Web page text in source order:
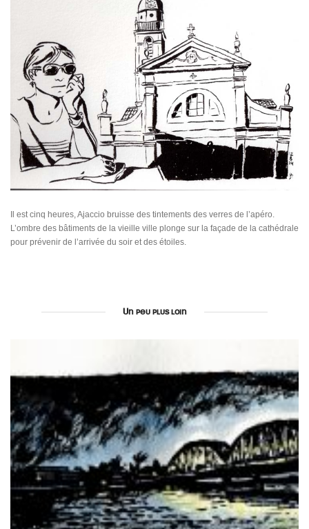
Il est cinq heures, Ajaccio bruisse des tintements des verres de l’apéro.
L’ombre des bâtiments de la vieille ville plonge sur la façade de la cathédrale
pour prévenir de l’arrivée du soir et des étoiles.
Un peu plus loin